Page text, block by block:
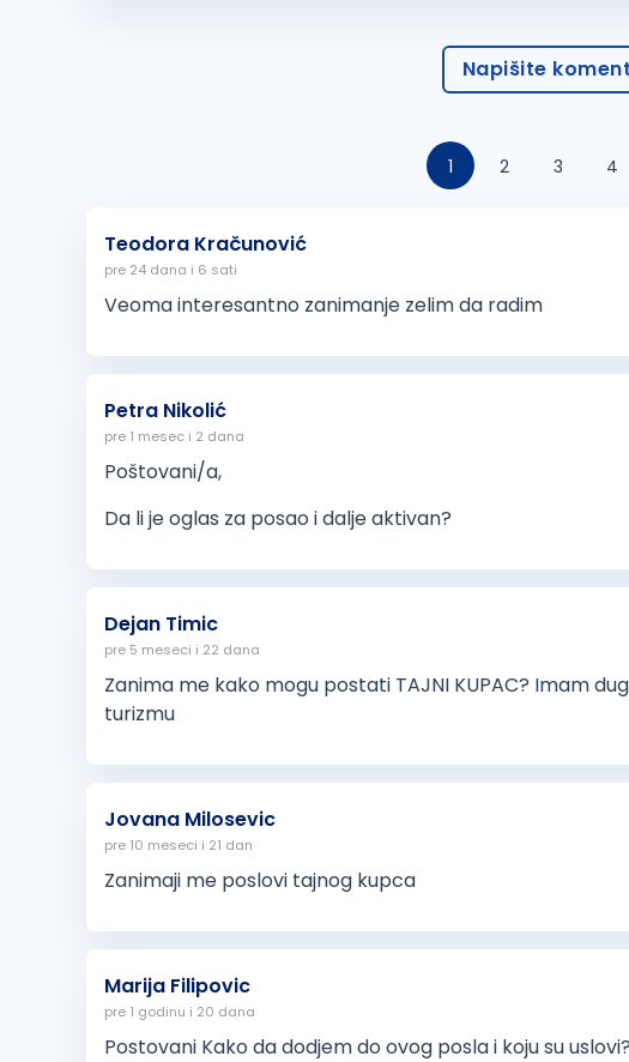
Napišite
1 2 3 4
Teodora Kračunović
pre 24 dana i 6 sati
Veoma interesantno zanimanje zelim da radim
Petra Nikolić
pre 1 mesec i 2 dana
Poštovani/a,
Da li je oglas za posao i dalje aktivan?
Dejan Timic
pre 5 meseci i 22 dana
Zanima me kako mogu postati TAJNI KUPAC? Imam
turizmu
Jovana Milosevic
pre 10 meseci i 21 dan
Zanimaji me poslovi tajnog kupca
Marija Filipovic
pre 1 godinu i 20 dana
Postovani Kako da dodjem do ovog posla i koju su